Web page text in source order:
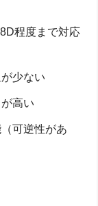
程度まで対応
少ない
高い
可逆性があ